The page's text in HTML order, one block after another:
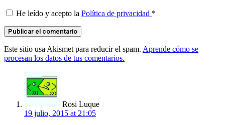
He leído y acepto la Política de privacidad *
Este sitio usa Akismet para reducir el spam. Aprende cómo se
procesan los datos de tus comentarios.
Rosi Luque
19 julio, 2015 at 21:05